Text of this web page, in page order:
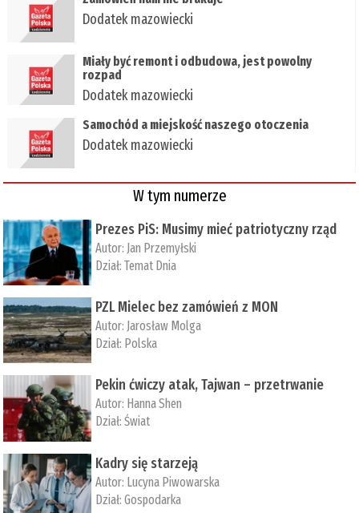
Dodatek mazowiecki
Miały być remont i odbudowa, jest powolny
rozpad
Dodatek mazowiecki
Samochód a miejskość naszego otoczenia
Dodatek mazowiecki
W tym numerze
Prezes PiS: Musimy mieć patriotyczny rząd
Autor: Jan Przemyłski
Dział:Temat Dnia
PZL Mielec bez zamówień z MON
Autor: Jarosław Molga
Dział: Polska
Pekin ćwiczy atak, Tajwan – przetrwanie
Autor: ­Hanna Shen
Dział:Świat
Kadry się starzeją
Autor: Lucyna Piwowarska
Dział:Gospodarka